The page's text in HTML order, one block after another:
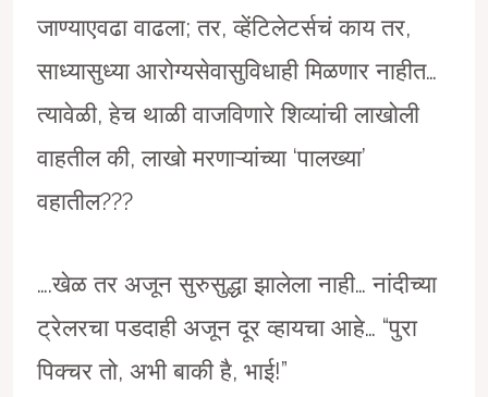
जाण्याएवढा वाढला; तर, व्हेंटिलेटर्सचं काय तर,
साध्यासुध्या आरोग्यसेवासुविधाही मिळणार नाहीत…
त्यावेळी, हेच थाळी वाजविणारे शिव्यांची लाखोली
वाहतील की, लाखो मरणाऱ्यांच्या ‘पालख्या’
वहातील???
….खेळ तर अजून सुरुसुद्धा झालेला नाही… नांदीच्या
ट्रेलरचा पडदाही अजून दूर व्हायचा आहे… “पुरा
पिक्चर तो, अभी बाकी है, भाई!”